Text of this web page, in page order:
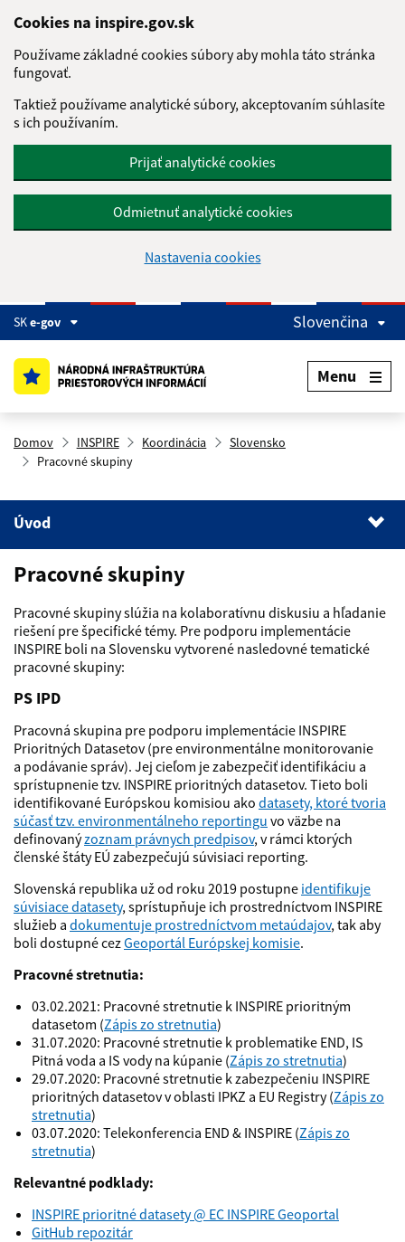
Cookies na inspire.gov.sk
Používame základné cookies súbory aby mohla táto stránka
fungovať.
Taktiež používame analytické súbory, akceptovaním súhlasíte
s ich používaním.
Prijať analytické cookies
Odmietnuť analytické cookies
Nastavenia cookies
SKe-gov Slovenčina
Menu
Domov INSPIRE Koordinácia
Slovensko
Pracovné skupiny
Úvod
2.PS IPD
3.PSVSS
4.PS TN
7.PS SU
8.PS HH
Pracovné skupiny
Pracovné skupiny slúžia na kolaboratívnu diskusiu a hľadanie
riešení pre špecifické témy. Pre podporu implementácie
INSPIRE boli na Slovensku vytvorené nasledovné tematické
pracovné skupiny:
PS IPD
Pracovná skupina pre podporu implementácie INSPIRE
Prioritných Datasetov (pre environmentálne monitorovanie
a podávanie správ). Jej cieľom je zabezpečiť identifikáciu a
sprístupnenie tzv. INSPIRE prioritných datasetov. Tieto boli
identifikované Európskou komisiou ako datasety, ktoré tvoria
súčasť tzv. environmentálneho reportingu vo väzbe na
definovanýzoznam právnych predpisov, v rámci ktorých
členské štáty EÚ zabezpečujú súvisiaci reporting.
Slovenská republika už od roku 2019 postupne identifikuje
súvisiace datasety, sprístupňuje ich prostredníctvom INSPIRE
služieb a dokumentuje prostredníctvom metaúdajov, tak aby
boli dostupné cezGeoportál Európskej komisie.
Pracovné stretnutia:
03.02.2021: Pracovné stretnutie k INSPIRE prioritným
datasetom (Zápis zo stretnutia)
31.07.2020: Pracovné stretnutie k problematike END, IS
Pitná voda a IS vody na kúpanie (Zápis zo stretnutia)
29.07.2020: Pracovné stretnutie k zabezpečeniu INSPIRE
prioritných datasetov v oblasti IPKZ a EU Registry (Zápis zo
stretnutia)
03.07.2020: Telekonferencia END & INSPIRE (Zápis zo
stretnutia)
Relevantné podklady:
INSPIRE prioritné datasety @ EC INSPIRE Geoportal
GitHub repozitár